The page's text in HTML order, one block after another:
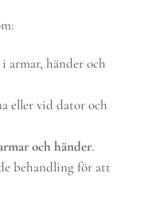
armar, händer och
eller vid dator och
och händer.
behandling för att